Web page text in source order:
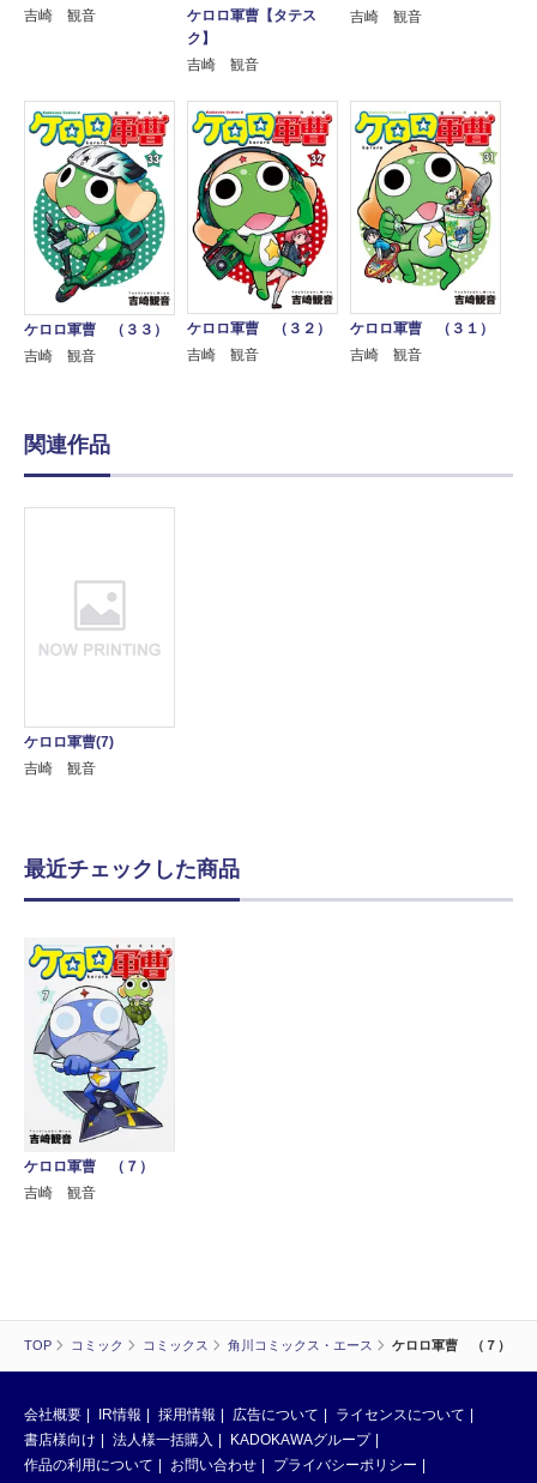
TOP コミック コミックス 角川コミックス・エース ケロロ軍曹 （７）
吉崎 観音
ケロロ軍曹【タテス
ク】
吉崎 観音
吉崎 観音
ケロロ軍曹 （３３）
吉崎 観音
ケロロ軍曹 （３２）
吉崎 観音
ケロロ軍曹 （３１）
吉崎 観音
関連作品
ケロロ軍曹(7)
吉崎 観音
最近チェックした商品
ケロロ軍曹 （７）
吉崎 観音
会社概要 IR情報 採用情報 広告について
ライセンスについて
書店様向け
法人様一括購入
KADOKAWAグループ
作品の利用について
お問い合わせ
プライバシーポリシー